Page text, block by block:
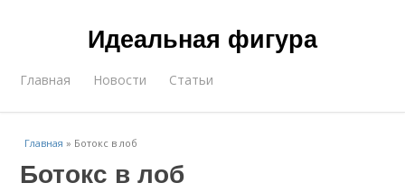
Идеальная фигура
Главная Новости Статьи
Главная » Ботокс в лоб
Ботокс в лоб